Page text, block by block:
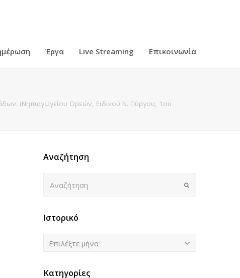
Έργα Live Streaming Επικοινωνία
(Νηπιαγωγείου Ωρεών, Ειδικού Ν. Πύργου, 1ου
Αναζήτηση
Ιστορικό
Ιστορικό
Επιλέξτε μήνα
Κατηγορίες